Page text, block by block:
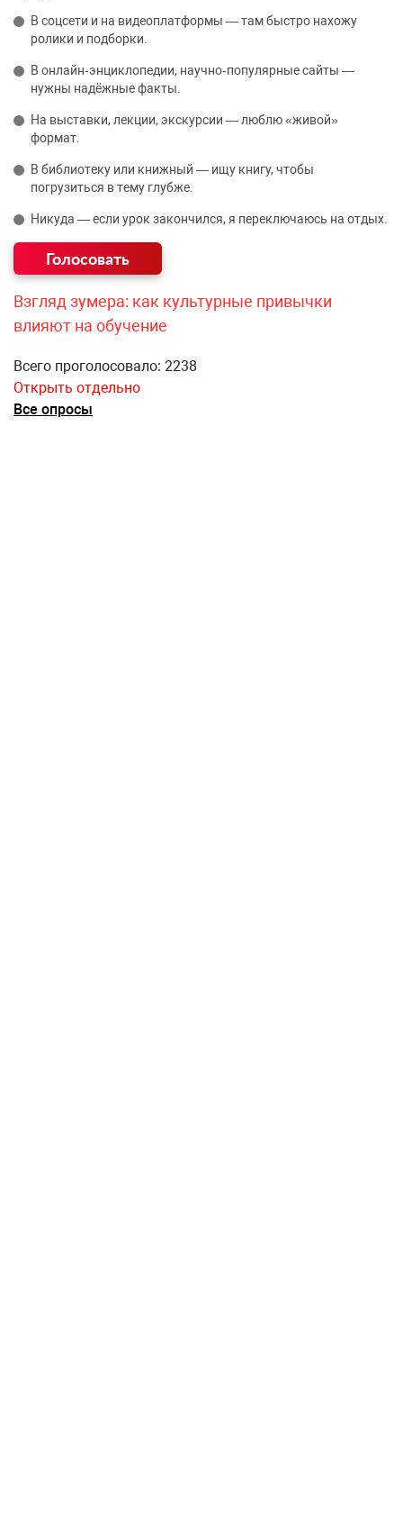
В соцсети и на видеоплатформы — там быстро нахожу
ролики и подборки.
В онлайн‑энциклопедии, научно‑популярные сайты —
нужны надёжные факты.
На выставки, лекции, экскурсии — люблю «живой»
формат.
В библиотеку или книжный — ищу книгу, чтобы
погрузиться в тему глубже.
Никуда — если урок закончился, я переключаюсь на отдых.
Взгляд зумера: как культурные привычки
влияют на обучение
Всего проголосовало: 2238
Открыть отдельно
Все опросы